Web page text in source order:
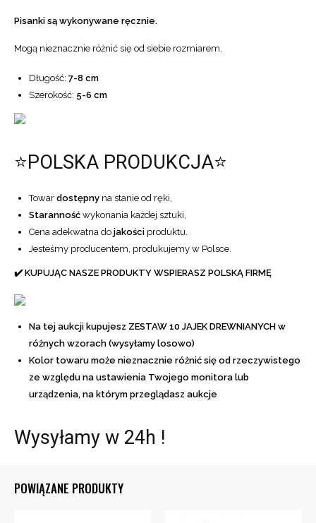
Pisanki są wykonywane ręcznie.
Mogą nieznacznie różnić się od siebie rozmiarem.
Długość: 7-8 cm
Szerokość: 5-6 cm
⭐POLSKA PRODUKCJA⭐
Towar dostępny na stanie od ręki,
Staranność wykonania każdej sztuki,
Cena adekwatna do jakości produktu.
Jesteśmy producentem, produkujemy w Polsce.
✔️ KUPUJĄC NASZE PRODUKTY WSPIERASZ POLSKĄ FIRMĘ
Na tej aukcji kupujesz ZESTAW 10 JAJEK DREWNIANYCH w
różnych wzorach (wysyłamy losowo)
Kolor towaru może nieznacznie różnić się od rzeczywistego
ze względu na ustawienia Twojego monitora lub
urządzenia, na którym przeglądasz aukcje
Wysyłamy w 24h !
POWIĄZANE PRODUKTY